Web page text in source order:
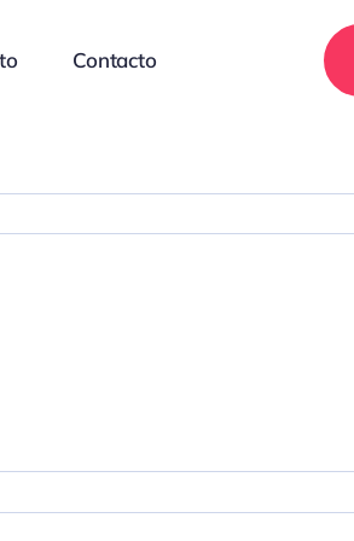
Contacto